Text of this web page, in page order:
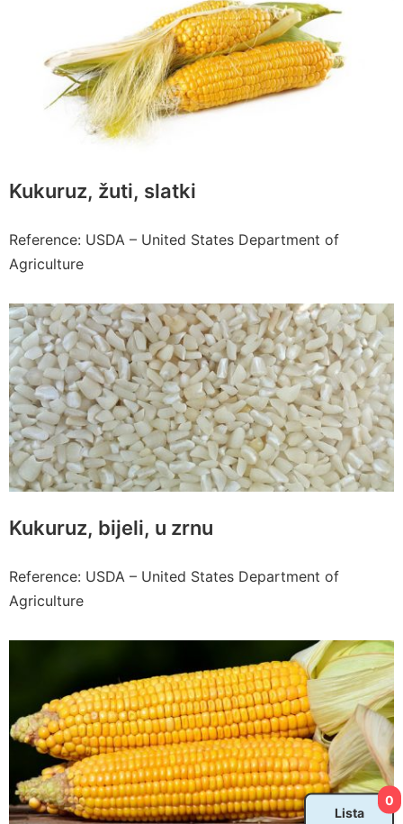
Kukuruz, žuti, slatki
Reference: USDA – United States Department of
Agriculture
Kukuruz, bijeli, u zrnu
Reference: USDA – United States Department of
Agriculture
0
Lista